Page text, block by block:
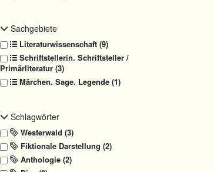
Sachgebiete
Literaturwissenschaft (9)
Schriftstellerin. Schriftsteller /
Primärliteratur (3)
Märchen. Sage. Legende (1)
Schlagwörter
Westerwald (3)
Fiktionale Darstellung (2)
Anthologie (2)